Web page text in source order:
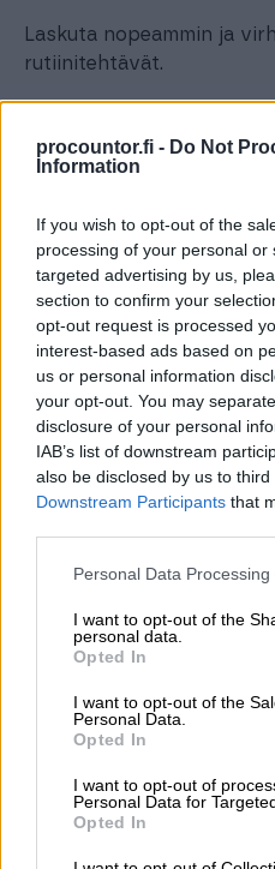
procountor.fi - Do Not
Information
If you wish to opt-out of the
processing of your personal
targeted advertising by us,
section to confirm your
opt-out request is processed
interest-based ads based on
us or personal information
your opt-out. You may
disclosure of your personal
IAB’s list of downstream
also be disclosed by us to
Downstream Participants that
Please note that this website/
not limited to your visit or
grant or deny consent to
use your data for below
consent section.
Personal Data
I want to opt-out of the
personal data.
Opted In
I want to opt-out of the
Personal Data.
Opted In
I want to opt-out of
Personal Data for
Opted In
Laskuta nopeammin ja
rutiinitehtävät.
Tehosta
Hallinnoi projekteja ja
ja tehokkaasti.
Myy enemmän
Hallinnoi myyntiputkea,
tilausvahvistuksia
Paranna
loppuun.
Finago
Yhdistämällä PlanMillin ja